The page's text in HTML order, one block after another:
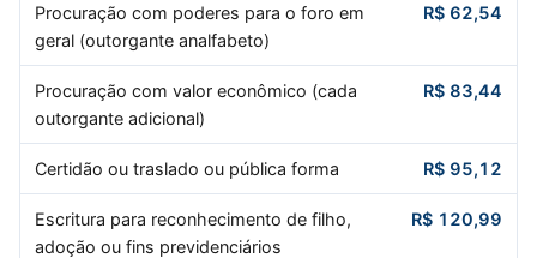
Procuração com poderes para o foro em
geral (outorgante analfabeto)
R$ 62,54
Procuração com valor econômico (cada
outorgante adicional)
R$ 83,44
Certidão ou traslado ou pública forma R$ 95,12
Escritura para reconhecimento de filho,
adoção ou fins previdenciários
R$ 120,99